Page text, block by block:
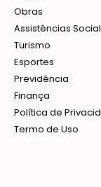
Obras
Assistências Social
Turismo
Esportes
Previdência
Finança
Política de
Termo de Uso